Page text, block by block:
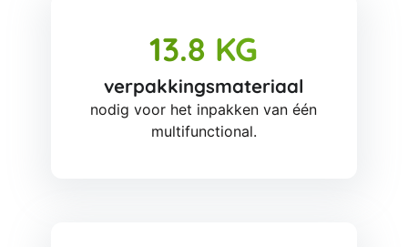
13.8 KG
verpakkingsmateriaal
nodig voor het inpakken van één
multifunctional.